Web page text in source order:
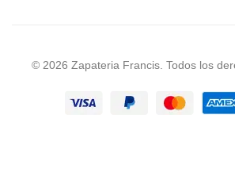
© 2026 Zapateria Francis. Todos los